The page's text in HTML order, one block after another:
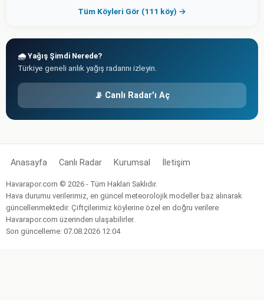
Tüm Köyleri Gör (111 köy) →
🌧️ Yağış Şimdi Nerede?
Türkiye geneli anlık yağış radarını izleyin.
📡 Canlı Radar'ı Aç
Anasayfa Canlı Radar Kurumsal İletişim
Havarapor.com © 2026 - Tüm Hakları Saklıdır.
Hava durumu verilerimiz, en güncel meteorolojik modeller baz alınarak
güncellenmektedir. Çiftçilerimiz köylerine özel en doğru verilere
Havarapor.com üzerinden ulaşabilirler.
Son güncelleme: 07.08.2026 12:04